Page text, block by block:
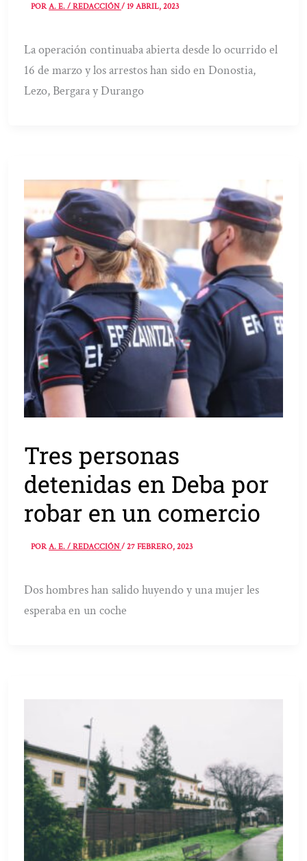
PORA. E. / REDACCIÓN/19 ABRIL, 2023
La operación continuaba abierta desde lo ocurrido el
16 de marzo y los arrestos han sido en Donostia,
Lezo, Bergara y Durango
Tres personas
detenidas en Deba por
robar en un comercio
PORA. E. / REDACCIÓN/27 FEBRERO, 2023
Dos hombres han salido huyendo y una mujer les
esperaba en un coche